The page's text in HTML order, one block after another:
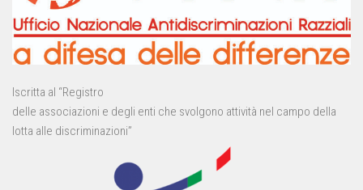
Iscritta al “Registro
delle associazioni e degli enti che svolgono attività nel campo della
lotta alle discriminazioni”